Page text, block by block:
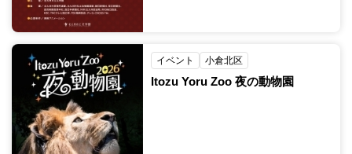
イベント 小倉北区
Itozu Yoru Zoo 夜の動物園